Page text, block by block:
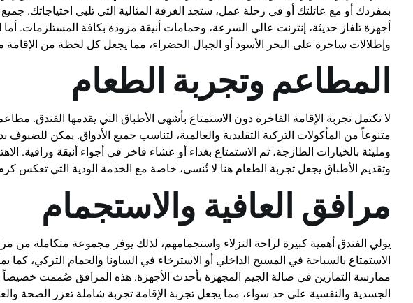
بمفردك أو مع عائلتك أو في رحلة عمل، ستجد الغرفة المثالية التي تلبي احتياجاتك.
أجهزة تلفاز حديثة، إنترنت عالي السرعة، وحمامات أنيقة مزودة بكافة المستلزمات.
وإطلالات ساحرة على البحر الأسود أو الجبال الخضراء، مما يجعل كل لحظة من الإقامة
المطاعم وتجربة الطعام
لا تكتمل تجربة الإقامة الفاخرة دون الاستمتاع بأشهى الأطباق التي يقدمها الفندق.
متنوعاً من المأكولات التركية التقليدية والعالمية، لتناسب جميع الأذواق. يمكن للضيوف
ومليئة بالخيارات الطازجة، ثم الاستمتاع بغداء أو عشاء فاخر في أجواء أنيقة وراقية.
وتقديم الأطباق يجعل تجربة الطعام هنا لا تُنسى، خاصة مع الخدمة الودية التي تعكس
مرافق العافية والاستجمام
يولي الفندق أهمية كبيرة لراحة النزلاء واستجمامهم، لذلك يوفر مجموعة متكاملة من
الاستمتاع بالسباحة في المسبح الداخلي أو الاسترخاء في الساونا والحمام التركي، كما
ممارسة التمارين في صالة الجيم المجهزة بأحدث الأجهزة. هذه المرافق صُممت خصيصاً
الجسدية والنفسية على حد سواء، مما يجعل تجربة الإقامة تجربة شاملة تعزز الصحة